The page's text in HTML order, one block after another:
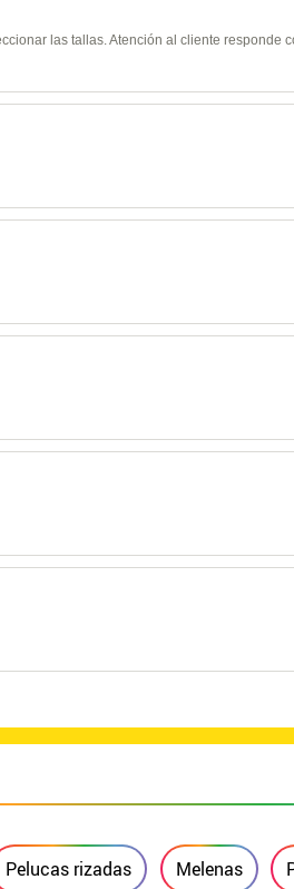
las tallas. Atención al cliente
Pelucas rizadas Melenas